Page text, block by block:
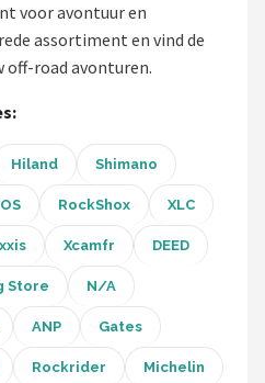
voor avontuur en
assortiment en vind de
off-road avonturen.
Hiland Shimano
RockShox XLC
Xcamfr DEED
Store N/A
ANP Gates
Rockrider Michelin